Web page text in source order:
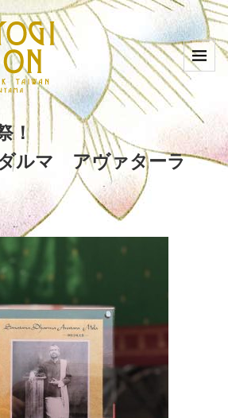
！
ダルマ アヴァターラ